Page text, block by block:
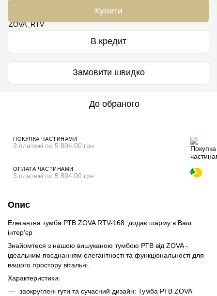
Купити
В кредит
Замовити швидко
До обраного
ПОКУПКА ЧАСТИНАМИ
3 платежі по 5 804.00 грн
ОПЛАТА ЧАСТИНАМИ
3 платежі по 5 804.00 грн
Опис
Елегантна тумба РТВ ZOVA RTV-168: додає шарму в Ваш
інтер'єр
Знайомтеся з нашою вишуканою тумбою РТВ від ZOVA -
ідеальним поєднанням елегантності та функціональності для
вашого простору вітальні.
Характеристики:
заокруглені rути та cучасний дизайн: Тумба РТВ ZOVA